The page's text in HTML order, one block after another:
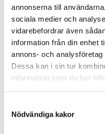
annonserna till
sociala medier och
vidarebefordrar även
information från din enhet
annons- och
Dessa kan i sin tur
information som du har
samlat in när du har
Nödvändiga kakor
Repor i bilrutorna kan
Vissa repor kan
behövas ett byte. Kom
bilrutan och se vilka
Låt oss byta